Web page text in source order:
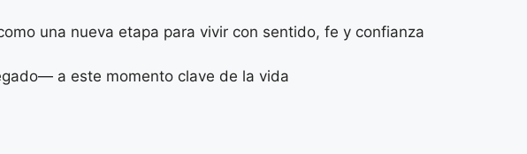
una nueva etapa para vivir con sentido, fe y confianza
a este momento clave de la vida